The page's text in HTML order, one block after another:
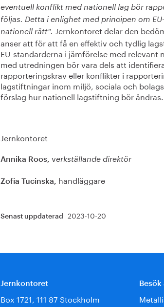
eventuell konflikt med nationell lag bör
följas. Detta i enlighet med principen om
nationell rätt".
Jernkontoret delar den
anser att för att få en effektiv och tydlig
EU-standarderna i jämförelse med
med utredningen bör vara dels att
rapporteringskrav eller konflikter i
lagstiftningar inom miljö, sociala och
förslag hur nationell lagstiftning bör ändras.
Jernkontoret
Annika Roos, verkställande direktör
Zofia Tucinska, handläggare
Senast uppdaterad 2023-10-20
Jernkontoret
Box 1721, 111 87 Stockholm
Besök